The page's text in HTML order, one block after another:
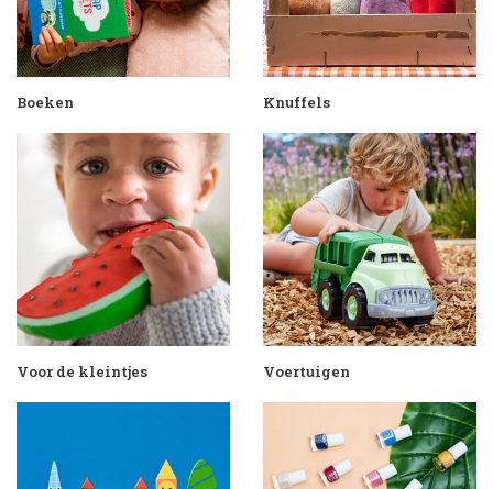
Boeken Knuffels
Voor de kleintjes Voertuigen